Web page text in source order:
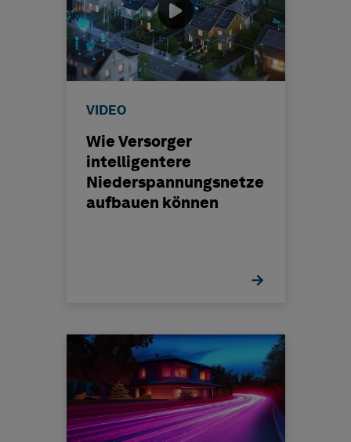
VIDEO
Wie Versorger
intelligentere
Niederspannungsnetze
aufbauen können